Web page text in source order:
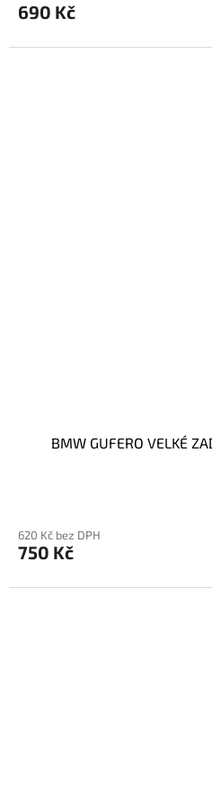
690 Kč
BMW GUFERO VELKÉ
620 Kč bez DPH
750 Kč